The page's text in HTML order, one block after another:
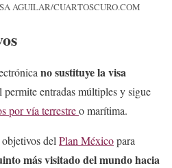
AGUILAR/CUARTOSCURO.COM
no sustituye la visa
permite entradas múltiples y sigue
por vía terrestreo marítima.
del Plan Méxicopara
más visitado del mundo hacia